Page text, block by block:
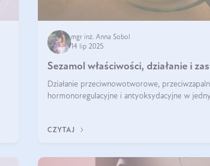
mgr inż. Anna Sobol
14 lip 2025
Sezamol właściwości, działanie i
Działanie przeciwnowotworowe,
hormonoregulacyjne i antyoksydacyjne w
swojej diety — być może to pierwsza ok
CZYTAJ